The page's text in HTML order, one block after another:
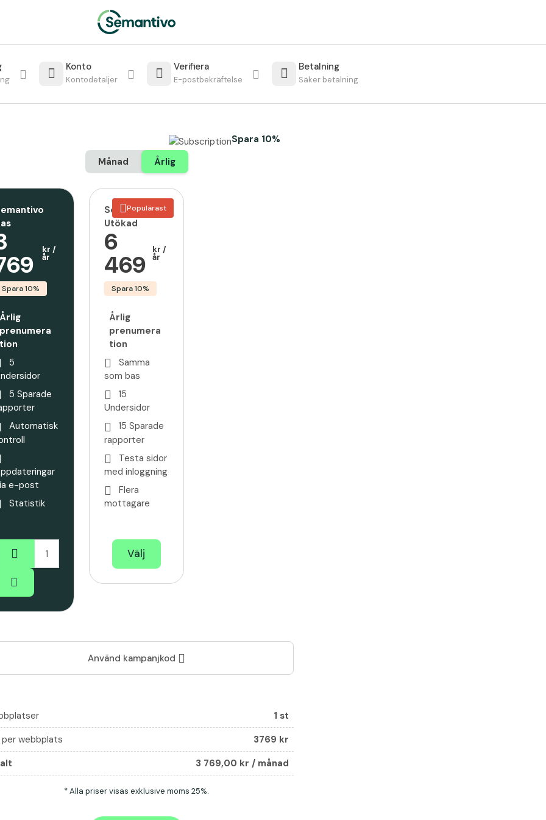
Konto
Kontodetaljer
Verifiera
E-postbekräftelse
Betalning
Säker betalning
Spara 10%
Månad
Årlig
kr /
år
Spara 10%
Årlig
prenumera
tion
5
5 Sparade
Automatisk
e-post
Statistik
Populärast
Semantivo
Utökad
6
469
kr /
år
Spara 10%
Årlig
prenumera
tion
Samma
som bas
15
Undersidor
15 Sparade
rapporter
Testa sidor
med inloggning
Flera
mottagare
Välj
Använd kampanjkod
1 st
per webbplats
3769 kr
3 769,00 kr / månad
* Alla priser visas exklusive moms 25%.